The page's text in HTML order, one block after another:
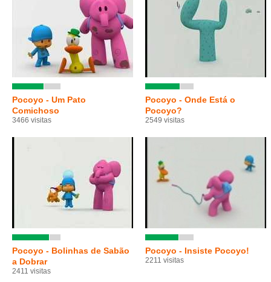
Pocoyo - Um Pato
Comichoso
3466 visitas
Pocoyo - Onde Está o
Pocoyo?
2549 visitas
Pocoyo - Bolinhas de Sabão
a Dobrar
2411 visitas
Pocoyo - Insiste Pocoyo!
2211 visitas